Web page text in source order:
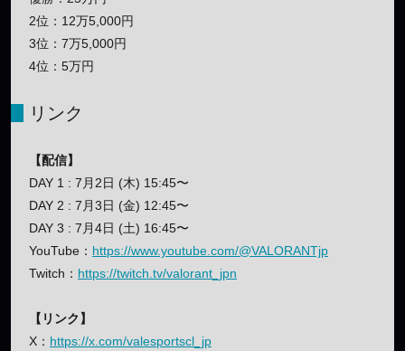
2位：12万5,000円
3位：7万5,000円
4位：5万円
リンク
【配信】
DAY 1 : 7月2日 (木) 15:45〜
DAY 2 : 7月3日 (金) 12:45〜
DAY 3 : 7月4日 (土) 16:45〜
YouTube： https://www.youtube.com/@VALORANTjp
Twitch： https://twitch.tv/valorant_jpn
【リンク】
X： https://x.com/valesportscl_jp